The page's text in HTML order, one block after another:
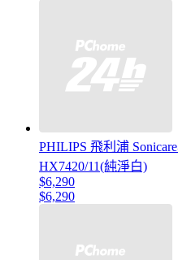
PHILIPS 飛利浦
HX7420/11(純淨白)
$6,290
$6,290